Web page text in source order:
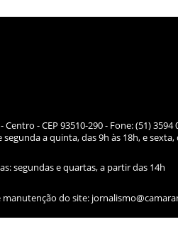
- CEP 93510-290 - Fone: (51) 3594
a quinta, das 9h às 18h, e sexta,
segundas e quartas, a partir das 14h
manutenção do site: